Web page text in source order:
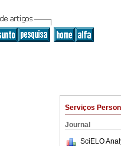
Serviços
Journal
SciELO